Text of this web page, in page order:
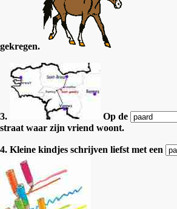
gekregen.
3. Op de
straat waar zijn vriend woont.
4. Kleine kindjes schrijven liefst met een